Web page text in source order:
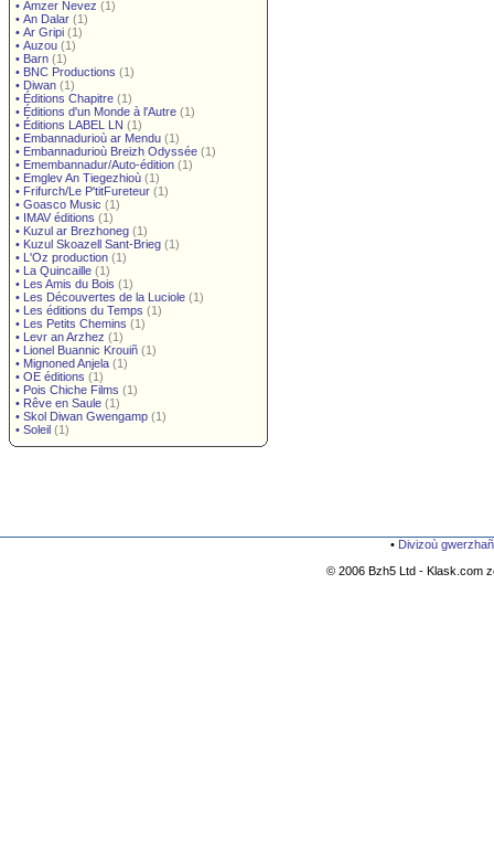
• Amzer Nevez (1)
• An Dalar (1)
• Ar Gripi (1)
• Auzou (1)
• Barn (1)
• BNC Productions (1)
• Diwan (1)
• Éditions Chapitre (1)
• Éditions d'un Monde à l'Autre (1)
• Éditions LABEL LN (1)
• Embannadurioù ar Mendu (1)
• Embannadurioù Breizh Odyssée (1)
• Emembannadur/Auto-édition (1)
• Emglev An Tiegezhioù (1)
• Frifurch/Le P'titFureteur (1)
• Goasco Music (1)
• IMAV éditions (1)
• Kuzul ar Brezhoneg (1)
• Kuzul Skoazell Sant-Brieg (1)
• L'Oz production (1)
• La Quincaille (1)
• Les Amis du Bois (1)
• Les Découvertes de la Luciole (1)
• Les éditions du Temps (1)
• Les Petits Chemins (1)
• Levr an Arzhez (1)
• Lionel Buannic Krouiñ (1)
• Mignoned Anjela (1)
• OE éditions (1)
• Pois Chiche Films (1)
• Rêve en Saule (1)
• Skol Diwan Gwengamp (1)
• Soleil (1)
• Divizoù
© 2006 Bzh5 Ltd - Klask.com